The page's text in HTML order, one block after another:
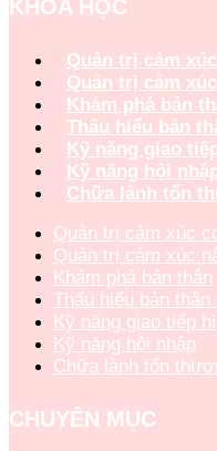
KHÓA HỌC
Quản trị cảm
Quản trị cảm
Khám phá bản
Thấu hiểu bản
Kỹ năng giao
Kỹ năng hội
Chữa lành tổn
Quản trị cảm xúc
Quản trị cảm xúc
Khám phá bản thân
Thấu hiểu bản
Kỹ năng giao tiếp
Kỹ năng hội nhập
Chữa lành tổn
CHUYÊN MỤC